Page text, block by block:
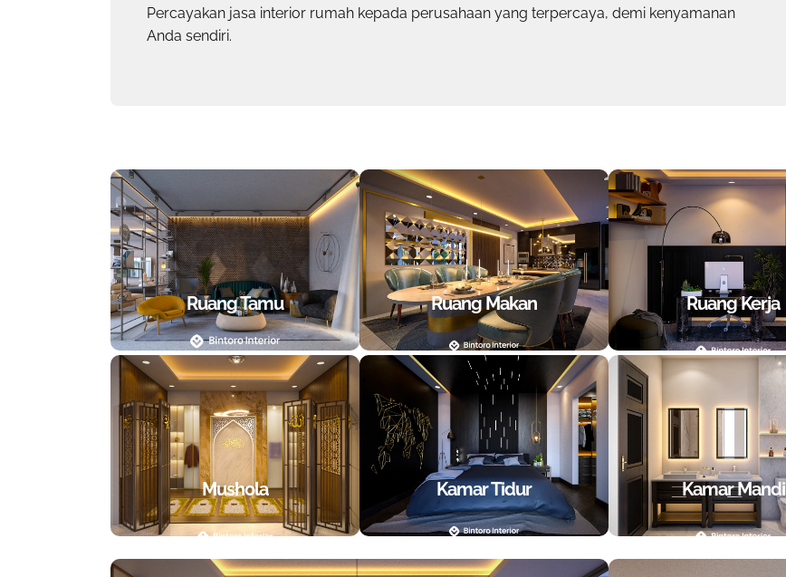
Percayakan jasa interior rumah kepada perusahaan yang terpercaya, demi kenyamanan
Anda sendiri.
Ruang Tamu Ruang Makan Ruang Kerja
Mushola Kamar Tidur Kamar Mandi